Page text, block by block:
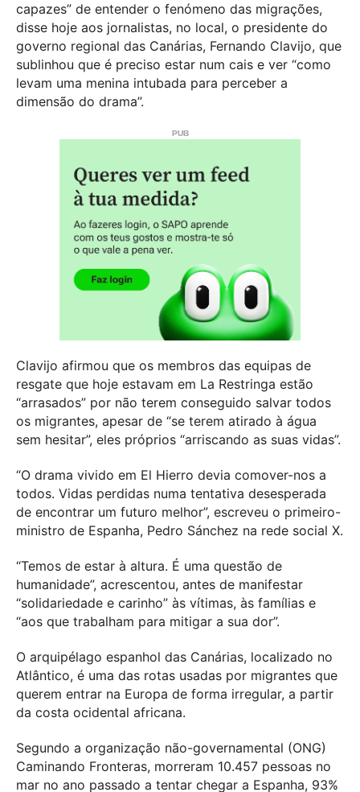
capazes” de entender o fenómeno das migrações,
disse hoje aos jornalistas, no local, o presidente do
governo regional das Canárias, Fernando Clavijo, que
sublinhou que é preciso estar num cais e ver “como
levam uma menina intubada para perceber a
dimensão do drama”.
Clavijo afirmou que os membros das equipas de
resgate que hoje estavam em La Restringa estão
“arrasados” por não terem conseguido salvar todos
os migrantes, apesar de “se terem atirado à água
sem hesitar”, eles próprios “arriscando as suas vidas”.
“O drama vivido em El Hierro devia comover-nos a
todos. Vidas perdidas numa tentativa desesperada
de encontrar um futuro melhor”, escreveu o primeiro-
ministro de Espanha, Pedro Sánchez na rede social X.
“Temos de estar à altura. É uma questão de
humanidade”, acrescentou, antes de manifestar
“solidariedade e carinho” às vítimas, às famílias e
“aos que trabalham para mitigar a sua dor”.
O arquipélago espanhol das Canárias, localizado no
Atlântico, é uma das rotas usadas por migrantes que
querem entrar na Europa de forma irregular, a partir
da costa ocidental africana.
Segundo a organização não-governamental (ONG)
Caminando Fronteras, morreram 10.457 pessoas no
mar no ano passado a tentar chegar a Espanha, 93%